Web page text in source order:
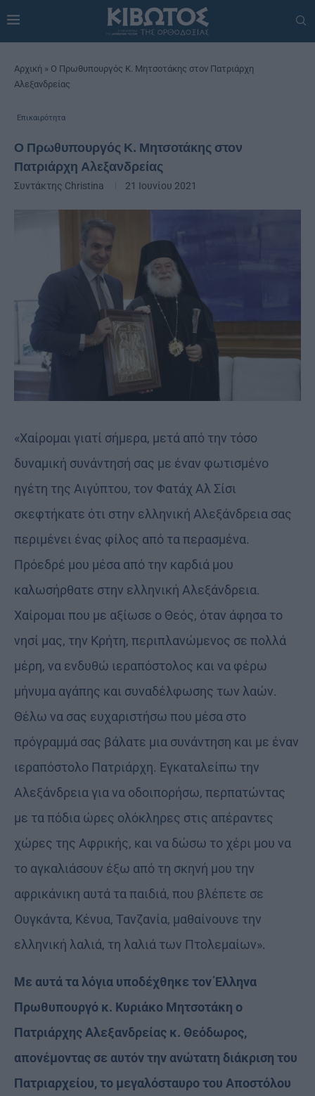
Αρχική » Ο Πρωθυπουργός Κ. Μητσοτάκης στον Πατριάρχη
Αλεξανδρείας
Επικαιρότητα
Ο Πρωθυπουργός Κ. Μητσοτάκης στον
Πατριάρχη Αλεξανδρείας
Συντάκτης Christina 21 Ιουνίου 2021
«Χαίρομαι γιατί σήμερα, μετά από την τόσο
δυναμική συνάντησή σας με έναν φωτισμένο
ηγέτη της Αιγύπτου, τον Φατάχ Αλ Σίσι
σκεφτήκατε ότι στην ελληνική Αλεξάνδρεια σας
περιμένει ένας φίλος από τα περασμένα.
Πρόεδρέ μου μέσα από την καρδιά μου
καλωσήρθατε στην ελληνική Αλεξάνδρεια.
Χαίρομαι που με αξίωσε ο Θεός, όταν άφησα το
νησί μας, την Κρήτη, περιπλανώμενος σε πολλά
μέρη, να ενδυθώ ιεραπόστολος και να φέρω
μήνυμα αγάπης και συναδέλφωσης των λαών.
Θέλω να σας ευχαριστήσω που μέσα στο
πρόγραμμά σας βάλατε μια συνάντηση και με έναν
ιεραπόστολο Πατριάρχη. Εγκαταλείπω την
Αλεξάνδρεια για να οδοιπορήσω, περπατώντας
με τα πόδια ώρες ολόκληρες στις απέραντες
χώρες της Αφρικής, και να δώσω το χέρι μου να
το αγκαλιάσουν έξω από τη σκηνή μου την
αφρικάνικη αυτά τα παιδιά, που βλέπετε σε
Ουγκάντα, Κένυα, Τανζανία, μαθαίνουνε την
ελληνική λαλιά, τη λαλιά των Πτολεμαίων».
Με αυτά τα λόγια υποδέχθηκε τον Έλληνα
Πρωθυπουργό κ. Κυριάκο Μητσοτάκη ο
Πατριάρχης Αλεξανδρείας κ. Θεόδωρος,
απονέμοντας σε αυτόν την ανώτατη διάκριση του
Πατριαρχείου, το μεγαλόσταυρο του Αποστόλου